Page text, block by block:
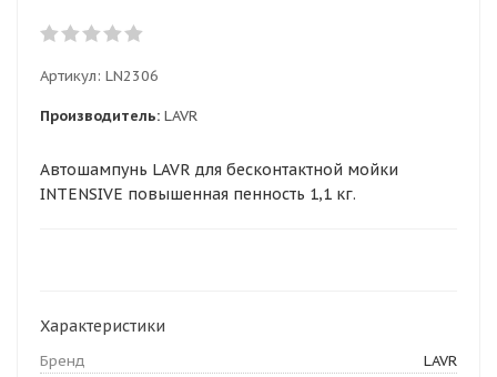
Артикул: LN2306
Производитель: LAVR
Автошампунь LAVR для бесконтактной мойки
INTENSIVE повышенная пенность 1,1 кг.
Характеристики
Бренд
LAVR